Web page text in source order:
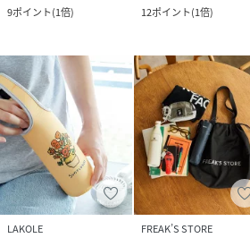
9ポイント(1倍)
12ポイント(1倍)
LAKOLE
FREAK’S STORE